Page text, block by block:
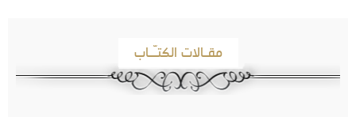
مقـالات الكتـّـاب